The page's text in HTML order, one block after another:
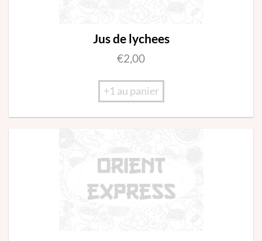
Jus de lychees
€2,00
+1 au panier